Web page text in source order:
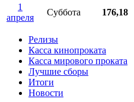
1
апреля
Суббота 176,18
Релизы
Касса кинопроката
Касса мирового проката
Лучшие сборы
Итоги
Новости